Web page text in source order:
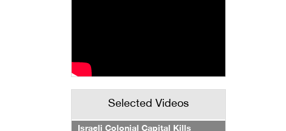
Selected Videos
Israeli Colonial Capital Kills